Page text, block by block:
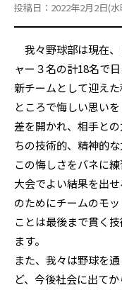
投稿日：2022年2月2日(水
我々野球部は現在、
ャー３名の計18名で
新チームとして迎え
ところで悔しい思い
差を開かれ、相手と
ちの技術的、精神的
この悔しさをバネに
大会でよい結果を出
のためにチームのモ
ことは最後まで貫く
ます。
また、我々は野球を
ど、今後社会に出て